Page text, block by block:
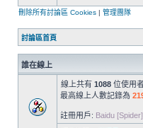
刪除所有討論區 Cookies | 管理團隊
討論區首頁
誰在線上
線上共有 1088 位使用
最高線上人數記錄為
註冊用戶: Baidu [Spider]